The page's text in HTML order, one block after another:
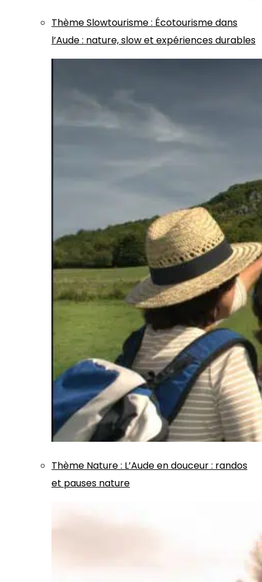
ThèmeSlowtourisme: Écotourisme dans
l’Aude : nature, slow et expériences durables
Thème Nature: L’Aude en douceur : randos
et pauses nature